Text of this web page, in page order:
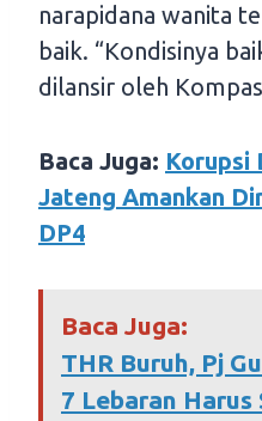
narapidana wanita
baik. “Kondisinya
dilansir oleh
Baca Juga: Korupsi
Jateng Amankan
DP4
Baca Juga:
THR Buruh, Pj
7 Lebaran Harus